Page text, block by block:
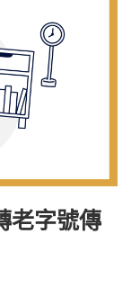
老字號傳